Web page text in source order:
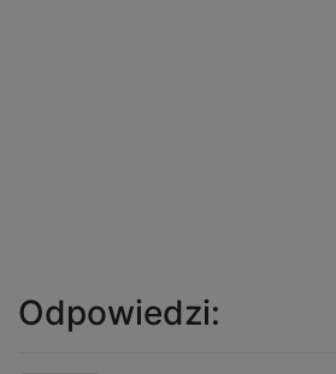
Odpowiedzi: